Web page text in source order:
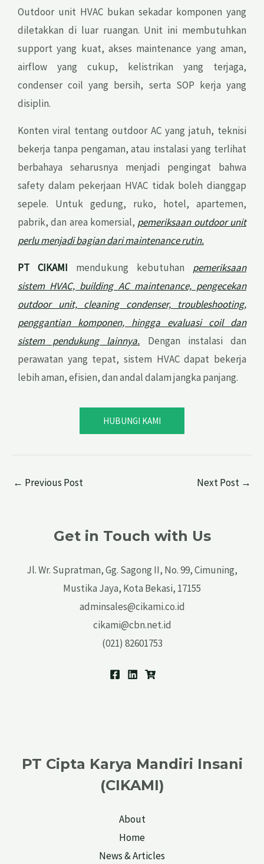
Outdoor unit HVAC bukan sekadar komponen yang
diletakkan di luar ruangan. Unit ini membutuhkan
support yang kuat, akses maintenance yang aman,
airflow yang cukup, kelistrikan yang terjaga,
condenser coil yang bersih, serta SOP kerja yang
disiplin.
Konten viral tentang outdoor AC yang jatuh, teknisi
bekerja tanpa pengaman, atau instalasi yang terlihat
berbahaya seharusnya menjadi pengingat bahwa
safety dalam pekerjaan HVAC tidak boleh dianggap
sepele. Untuk gedung, ruko, hotel, apartemen,
pabrik, dan area komersial, pemeriksaan outdoor unit
perlu menjadi bagian dari maintenance rutin.
PT CIKAMI mendukung kebutuhan pemeriksaan
sistem HVAC, building AC maintenance, pengecekan
outdoor unit, cleaning condenser, troubleshooting,
penggantian komponen, hingga evaluasi coil dan
sistem pendukung lainnya. Dengan instalasi dan
perawatan yang tepat, sistem HVAC dapat bekerja
lebih aman, efisien, dan andal dalam jangka panjang.
HUBUNGI KAMI
← Previous Post Next Post →
Get in Touch with Us
Jl. Wr. Supratman, Gg. Sagong II, No. 99, Cimuning,
Mustika Jaya, Kota Bekasi, 17155
adminsales@cikami.co.id
cikami@cbn.net.id
(021) 82601753
PT Cipta Karya Mandiri Insani
(CIKAMI)
About
Home
News & Articles